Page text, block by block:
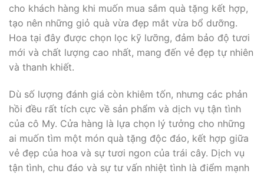
cho khách hàng khi muốn mua sắm quà tặng kết hợp,
tạo nên những giỏ quà vừa đẹp mắt vừa bổ dưỡng.
Hoa tại đây được chọn lọc kỹ lưỡng, đảm bảo độ tươi
mới và chất lượng cao nhất, mang đến vẻ đẹp tự nhiên
và thanh khiết.
Dù số lượng đánh giá còn khiêm tốn, nhưng các phản
hồi đều rất tích cực về sản phẩm và dịch vụ tận tình
của cô My. Cửa hàng là lựa chọn lý tưởng cho những
ai muốn tìm một món quà tặng độc đáo, kết hợp giữa
vẻ đẹp của hoa và sự tươi ngon của trái cây. Dịch vụ
tận tình, chu đáo và sự tư vấn nhiệt tình là điểm mạnh